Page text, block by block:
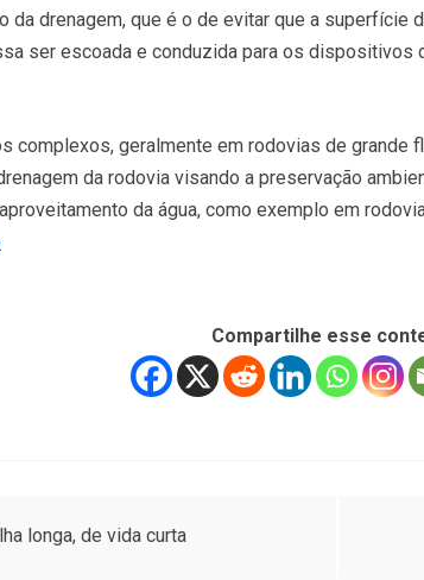
da drenagem, que é o de evitar que a superfície
ser escoada e conduzida para os dispositivos
complexos, geralmente em rodovias de grande
da rodovia visando a preservação
da água, como exemplo em
Compartilhe esse
longa, de vida curta